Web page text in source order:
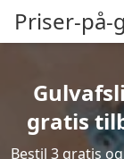
Priser-på-
gratis
Bestil 3 gratis